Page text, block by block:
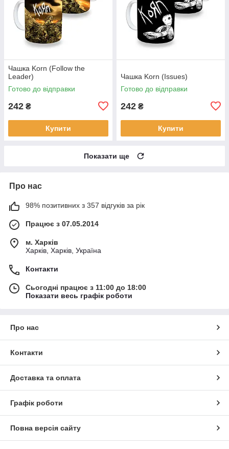
Чашка Korn (Follow the
Leader)
Готово до відправки
242 ₴
Купити
Чашка Korn (Issues)
Готово до відправки
242 ₴
Купити
Показати ще
Про нас
98% позитивних з 357 відгуків за рік
Працює з 07.05.2014
м. Харків
Харків, Харків, Україна
Контакти
Сьогодні працює з 11:00 до 18:00
Показати весь графік роботи
Про нас
Контакти
Доставка та оплата
Графік роботи
Повна версія сайту